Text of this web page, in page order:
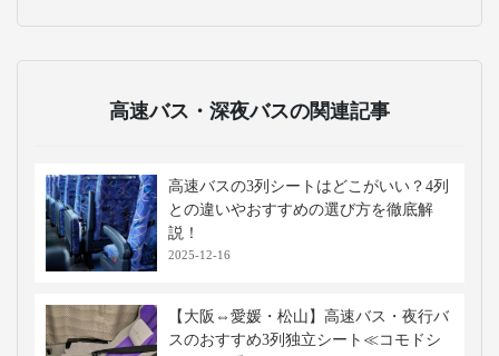
高速バス・深夜バスの関連記事
高速バスの3列シートはどこがいい？4列
との違いやおすすめの選び方を徹底解
説！
2025-12-16
【大阪⇔愛媛・松山】高速バス・夜行バ
スのおすすめ3列独立シート≪コモドシ